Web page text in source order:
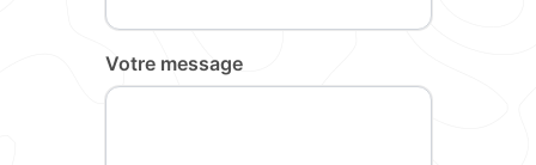
Votre message